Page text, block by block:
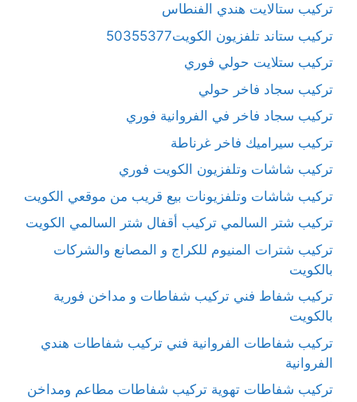
تركيب ستالايت هندي الفنطاس
تركيب ستاند تلفزيون الكويت50355377
تركيب ستلايت حولي فوري
تركيب سجاد فاخر حولي
تركيب سجاد فاخر في الفروانية فوري
تركيب سيراميك فاخر غرناطة
تركيب شاشات وتلفزيون الكويت فوري
تركيب شاشات وتلفزيونات بيع قريب من موقعي الكويت
تركيب شتر السالمي تركيب أقفال شتر السالمي الكويت
تركيب شترات المنيوم للكراج و المصانع والشركات
بالكويت
تركيب شفاط فني تركيب شفاطات و مداخن فورية
بالكويت
تركيب شفاطات الفروانية فني تركيب شفاطات هندي
الفروانية
تركيب شفاطات تهوية تركيب شفاطات مطاعم ومداخن